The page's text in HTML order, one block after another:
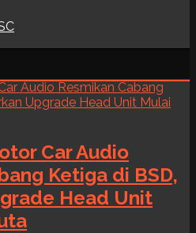
Car Audio
Ketiga di BSD,
Head Unit